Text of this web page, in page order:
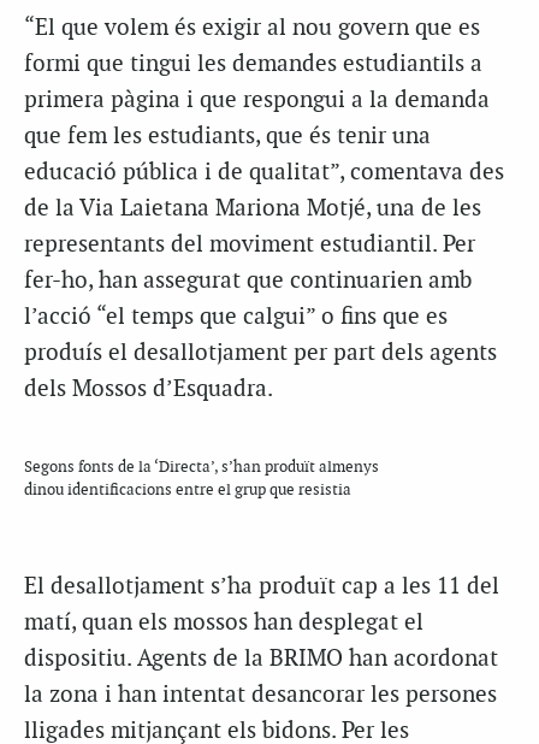
“El que volem és exigir al nou govern que es
formi que tingui les demandes estudiantils a
primera pàgina i que respongui a la demanda
que fem les estudiants, que és tenir una
educació pública i de qualitat”, comentava des
de la Via Laietana Mariona Motjé, una de les
representants del moviment estudiantil. Per
fer-ho, han assegurat que continuarien amb
l’acció “el temps que calgui” o fins que es
produís el desallotjament per part dels agents
dels Mossos d’Esquadra.
Segons fonts de la ‘Directa’, s’han produït almenys
dinou identificacions entre el grup que resistia
El desallotjament s’ha produït cap a les 11 del
matí, quan els mossos han desplegat el
dispositiu. Agents de la BRIMO han acordonat
la zona i han intentat desancorar les persones
lligades mitjançant els bidons. Per les